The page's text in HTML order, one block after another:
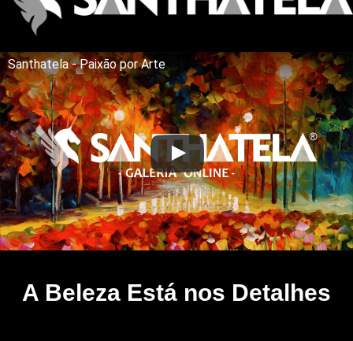
Santhatela - Paixão por Arte
A Beleza Está nos Detalhes